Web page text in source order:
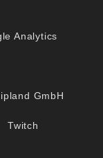
Analytics
GmbH
Twitch